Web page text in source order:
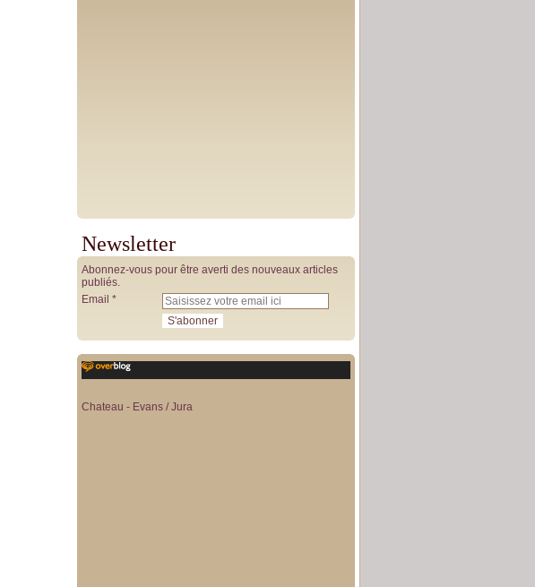
Newsletter
Abonnez-vous pour être averti des nouveaux articles
publiés.
Email
Chateau - Evans / Jura